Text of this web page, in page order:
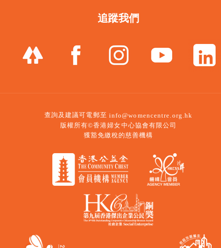
追蹤我們
查詢及建議可電郵至 info@womencentre.org.hk
版權所有©香港婦女中心協會有限公司
獲豁免繳稅的慈善機構